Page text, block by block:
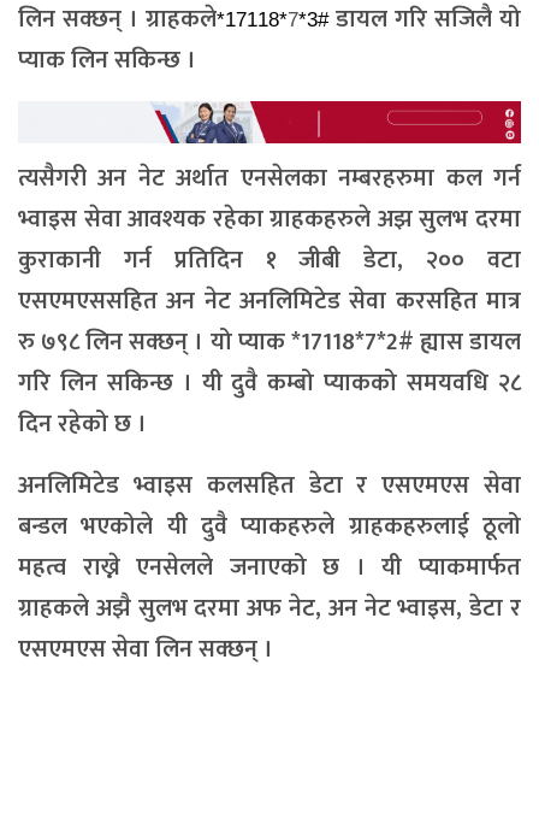
लिन सक्छन् । ग्राहकले*17118*7*3# डायल गरि सजिलै यो
प्याक लिन सकिन्छ ।
त्यसैगरी अन नेट अर्थात एनसेलका नम्बरहरुमा कल गर्न
भ्वाइस सेवा आवश्यक रहेका ग्राहकहरुले अझ सुलभ दरमा
कुराकानी गर्न प्रतिदिन १ जीबी डेटा, २०० वटा
एसएमएससहित अन नेट अनलिमिटेड सेवा करसहित मात्र
रु ७९८ लिन सक्छन् । यो प्याक *17118*7*2# ह्यास डायल
गरि लिन सकिन्छ । यी दुवै कम्बो प्याकको समयवधि २८
दिन रहेको छ ।
अनलिमिटेड भ्वाइस कलसहित डेटा र एसएमएस सेवा
बन्डल भएकोले यी दुवै प्याकहरुले ग्राहकहरुलाई ठूलो
महत्व राख्ने एनसेलले जनाएको छ । यी प्याकमार्फत
ग्राहकले अझै सुलभ दरमा अफ नेट, अन नेट भ्वाइस, डेटा र
एसएमएस सेवा लिन सक्छन् ।